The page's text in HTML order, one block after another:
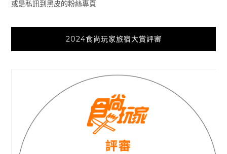
或是私訊到黑皮的粉絲專頁
2024食尚玩家旅宿大賞評審